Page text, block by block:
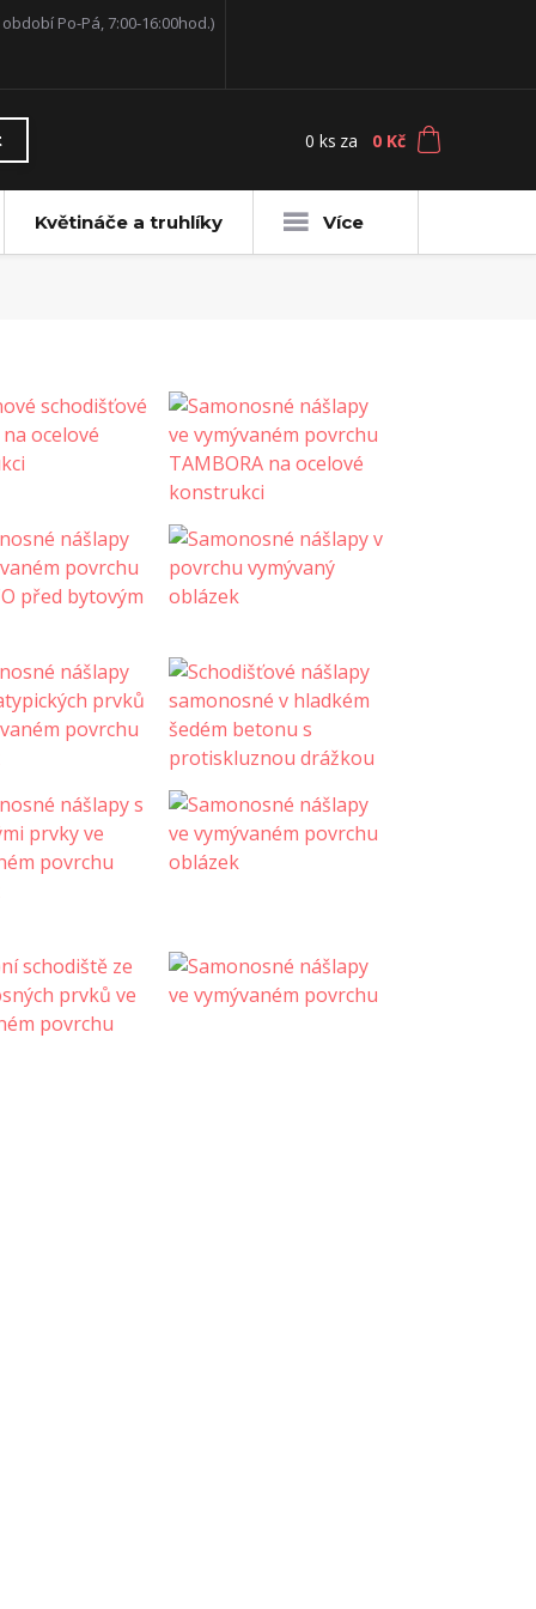
Po-Pá, 7:00-16:00hod.)
0 ks za 0 Kč
Květináče a truhlíky Více